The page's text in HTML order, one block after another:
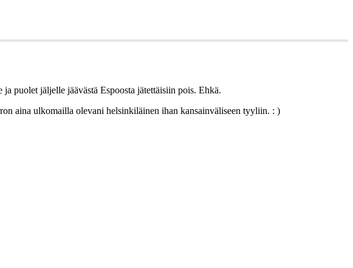
puolet jäljelle jäävästä Espoosta jätettäisiin pois. Ehkä.
aina ulkomailla olevani helsinkiläinen ihan kansainväliseen tyyliin. : )